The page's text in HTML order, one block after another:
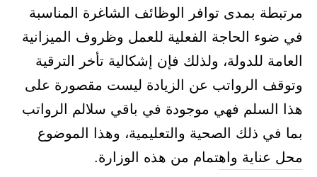
مرتبطة بمدى توافر الوظائف الشاغرة المناسبة
في ضوء الحاجة الفعلية للعمل وظروف الميزانية
العامة للدولة، ولذلك فإن إشكالية تأخر الترقية
وتوقف الرواتب عن الزيادة ليست مقصورة على
هذا السلم فهي موجودة في باقي سلالم الرواتب
بما في ذلك الصحية والتعليمية، وهذا الموضوع
محل عناية واهتمام من هذه الوزارة.